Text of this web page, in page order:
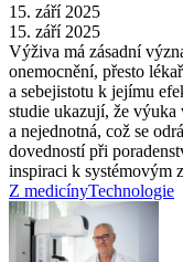
15. září 2025
15. září 2025
Výživa má zásadní
onemocnění, přesto
a sebejistotu k jejímu
studie ukazují, že výuka
a nejednotná, což se
dovedností při
inspiraci k systémovým
Z medicínyTechnologie